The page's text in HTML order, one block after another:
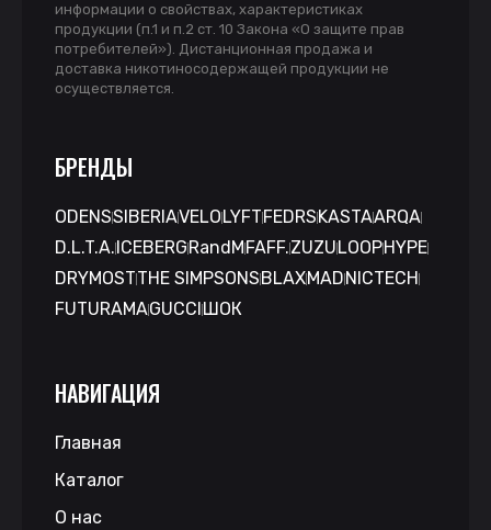
информации о свойствах, характеристиках
продукции (п.1 и п.2 ст. 10 Закона «О защите прав
потребителей»). Дистанционная продажа и
доставка никотиносодержащей продукции не
осуществляется.
БРЕНДЫ
ODENSSIBERIAVELO LYFT FEDRS KASTAARQA
D.L.T.A. ICEBERG RandM FAFF.ZUZU LOOPHYPE
DRYMOSTTHE SIMPSONS BLAXMAD NICTECH
FUTURAMAGUCCI ШОК
НАВИГАЦИЯ
Главная
Каталог
О нас